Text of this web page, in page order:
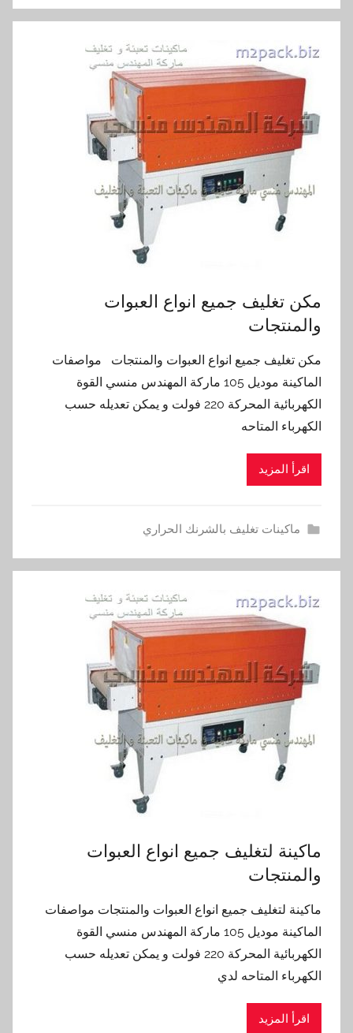
مكن تغليف جميع انواع العبوات
والمنتجات
مكن تغليف جميع انواع العبوات والمنتجات مواصفات
الماكينة موديل 105 ماركة المهندس منسي القوة
الكهربائية المحركة 220 فولت و يمكن تعديله حسب
الكهرباء المتاحه
اقرأ المزيد
ماكينات تغليف بالشرنك الحراري
ماكينة لتغليف جميع انواع العبوات
والمنتجات
ماكينة لتغليف جميع انواع العبوات والمنتجات مواصفات
الماكينة موديل 105 ماركة المهندس منسي القوة
الكهربائية المحركة 220 فولت و يمكن تعديله حسب
الكهرباء المتاحه لدي
اقرأ المزيد